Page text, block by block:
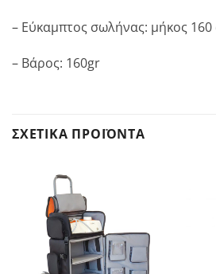
– Εύκαμπτος σωλήνας: μήκος 160
– Βάρος: 160gr
ΣΧΕΤΙΚΆ ΠΡΟΪΌΝΤΑ